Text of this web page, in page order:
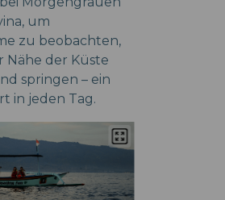
um
zu beobachten,
Nähe der Küste
springen – ein
in jeden Tag.